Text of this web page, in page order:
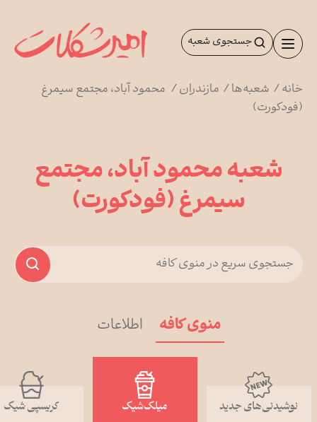
محتوا
جستجوی شعبه
خانه/ شعبه‌ها/ مازندران/ محمود آباد، مجتمع سیمرغ
(فودکورت)
شعبه محمود آباد، مجتمع
سیمرغ (فودکورت)
منوی کافه اطلاعات
نوشیدنی‌های جدید میلک‌شیک کریسپی شیک